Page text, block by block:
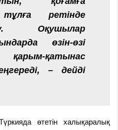
тұлға ретінде
Оқушылар
өзін-өзі
қатынас
– дейді
өтетін халықаралық